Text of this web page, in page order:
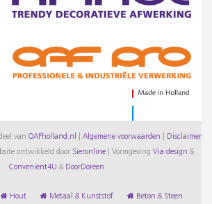
van OAFholland.nl Algemene voorwaarden Disclaimer
ontwikkeld door Sieronline Vormgeving Via design &
Convenient4U & DoorDoreen
Hout Metaal & Kunststof Beton & Steen